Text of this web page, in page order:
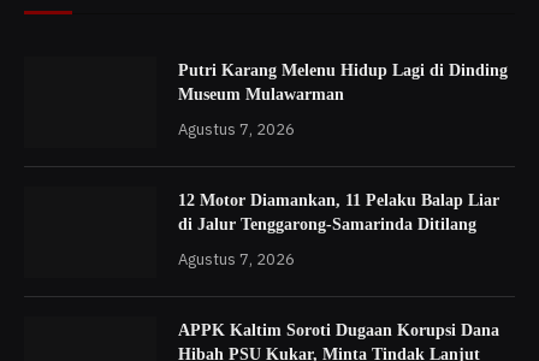
Putri Karang Melenu Hidup Lagi di Dinding
Museum Mulawarman
Agustus 7, 2026
12 Motor Diamankan, 11 Pelaku Balap Liar
di Jalur Tenggarong-Samarinda Ditilang
Agustus 7, 2026
APPK Kaltim Soroti Dugaan Korupsi Dana
Hibah PSU Kukar, Minta Tindak Lanjut